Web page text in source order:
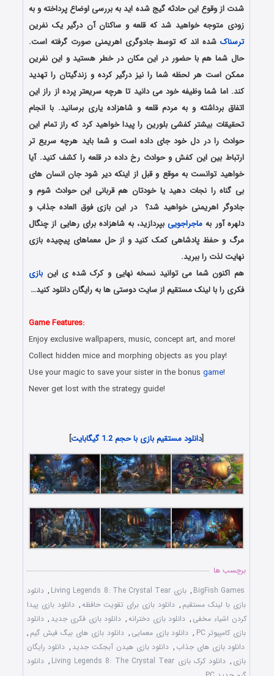
شدت از وقوع این حادثه گیج شده اید به بررسی اوضاع پرداخته و به
زودی متوجه خواهید شد که قلعه و ساکنان آن درگیر یک نفرین
ترسناک شده اند که توسط جادوگری اهریمنی صورت گرفته است.
حال شما هم با حضور در این مکان در خطر هستید و این نفرین
ممکن است هر لحظه شما را نیز درگیر کرده و زندگیتان را تهدید
کند. اما شما وظیفه خود می دانید تا هرچه سریعتر پرده از راز این
اتفاق برداشته و به مردم قلعه و شاهزاده یاری برسانید. با انجام
تحقیقات بیشتر کفشی بلورین را پیدا خواهید کرد که راز تمام این
حوادث را در دل خود جای داده است و شما باید هرچه سریع تر
ارتباط بین این کفش و حوادث رخ داده در قلعه را کشف کنید. آیا
خواهید توانست به موقع و قبل از اینکه دیر شود جان انسان های
بی گناه را نجات دهید یا خودتان هم قربانی این حوادث شوم و
جادوگر اهریمنی خواهید شد؟ در این بازی فوق العاده جذاب و
دلهره آور به ماجراجوییبپردازید، به شاهزاده برای رهایی از چنگال
مرگ و حفظ پادشاهی کمک کنید و از حل معماهای پیچیده بازی
نهایت لذت را ببرید.
هم اکنون شما می توانید نسخه نهایی و کرک شده ی این بازی
فکری را با لینک مستقیم از سایت دوستی ها به رایگان دانلود کنید…
Game Features:
Enjoy exclusive wallpapers, music, concept art, and more!
Collect hidden mice and morphing objects as you play!
Use your magic to save your sister in the bonusgame!
Never get lost with the strategy guide!
[دانلود مستقیم بازی با حجم 1.2 گیگابایت ]
برچسب ها
BigFish Games
, بازی Living Legends 8: The Crystal Tear , دانلود
بازی با لينک مستقيم , دانلود بازی برای تقويت حافظه, دانلود بازی پيدا
کردن اشياء مخفی , دانلود بازی دخترانه, دانلود بازی فکری جديد , دانلود
بازی کامپيوتر PC
, دانلود بازی معمايی , دانلود بازی های بيگ فيش گيم ,
دانلود بازی های جذاب , دانلود بازی هيدن آبجکت جديد , دانلود رايگان
بازی , دانلود کرک بازی Living Legends 8: The Crystal Tear , دانلود